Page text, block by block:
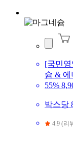
[국민영
슘 & 에
55%
박스당
4.9 (리